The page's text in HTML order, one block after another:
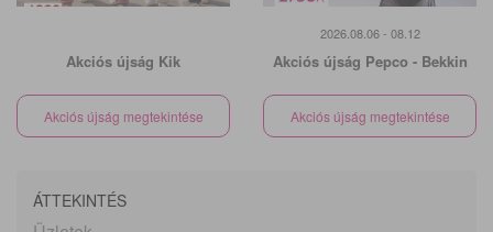
Akciós újság Kik
Akciós újság megtekintése
2026.08.06 - 08.12
Akciós újság Pepco - Bekkin
Akciós újság megtekintése
ÁTTEKINTÉS